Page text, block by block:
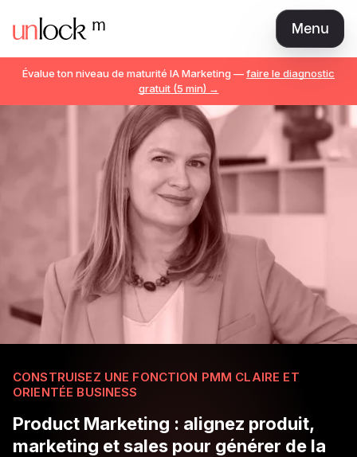
Évalue ton niveau de maturité IA Marketing —faire le diagnostic
gratuit (5 min) →
Menu
Love Brand
Marketeur AI Natif
The Best CMO
Marketing Manager / Expert
Communauté
Librairie
Tarifs
Teams
Se connecter
Rejoindre
CONSTRUISEZ UNE FONCTION PMM CLAIRE ET
ORIENTÉE BUSINESS
Product Marketing : alignez produit,
marketing et sales pour générer de la